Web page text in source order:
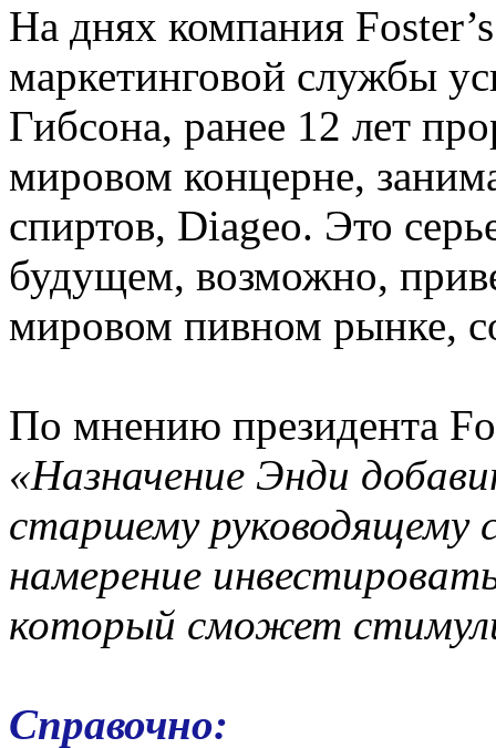
На днях компания
маркетинговой службы
Гибсона, ранее 12 лет
мировом концерне,
спиртов, Diageo. Это
будущем, возможно,
мировом пивном рынке,
По мнению президента
«Назначение Энди
старшему
намерение
который сможет
Справочно: